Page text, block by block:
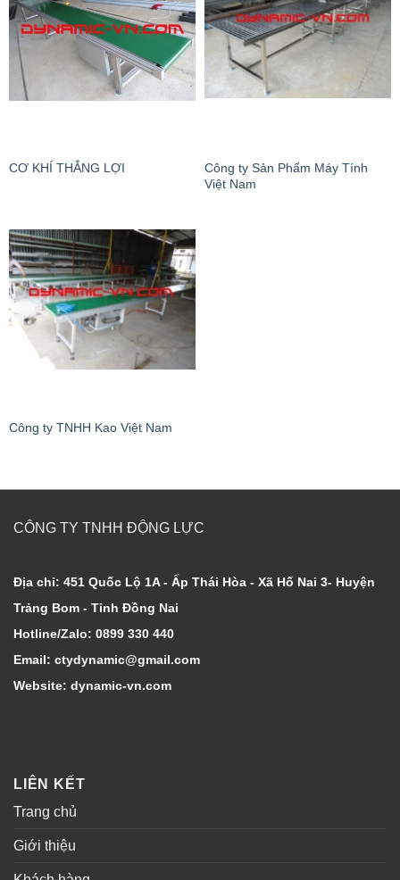
CƠ KHÍ THẮNG LỢI
Công ty Sản Phẩm Máy Tính
Việt Nam
Công ty TNHH Kao Việt Nam
CÔNG TY TNHH ĐỘNG LỰC
Địa chỉ: 451 Quốc Lộ 1A - Ấp Thái Hòa - Xã Hố Nai 3- Huyện
Trảng Bom - Tỉnh Đồng Nai
Hotline/Zalo: 0899 330 440
Email: ctydynamic@gmail.com
Website: dynamic-vn.com
LIÊN KẾT
Trang chủ
Giới thiệu